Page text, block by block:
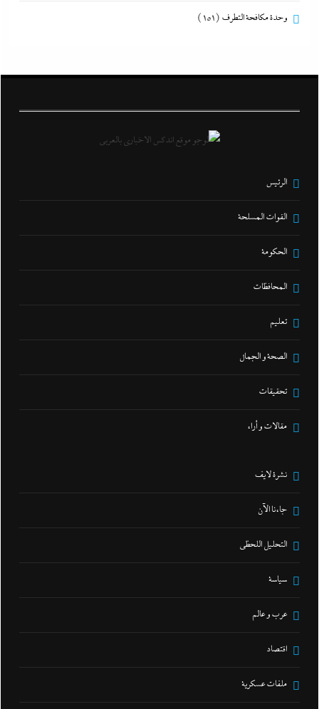
وحدة مكافحة التطرف (151)
الرئيس
القوات المسلحة
الحكومة
المحافظات
تعليم
الصحة و الجمال
تحقيقات
مقالات و أراء
نشرة لايف
جاءنا الآن
التحليل اللحظي
سياسة
عرب و عالم
اقتصاد
ملفات عسكرية